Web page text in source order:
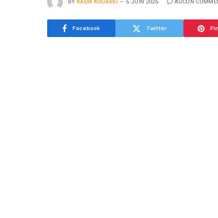
BY KAEM KOUASSI 6 JUIN 2026 AUCUN
Facebook Twitter